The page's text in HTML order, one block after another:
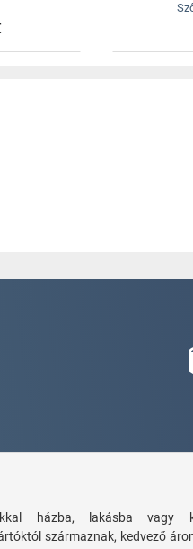
házba, lakásba vagy
származnak, kedvező